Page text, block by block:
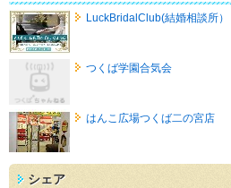
LuckBridalClub(結婚相談所）
つくば学園合気会
はんこ広場つくば二の宮店
シェア